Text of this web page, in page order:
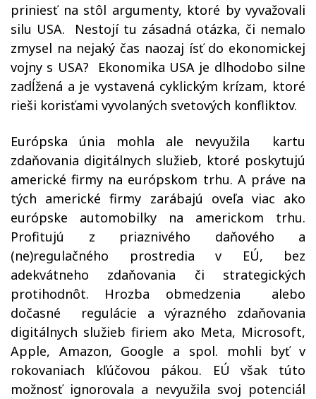
priniesť na stôl argumenty, ktoré by vyvažovali
silu USA.
Nestojí tu zásadná otázka, či nemalo
zmysel na nejaký čas naozaj ísť do ekonomickej
vojny s USA?
Ekonomika USA je dlhodobo silne
zadĺžená a je vystavená cyklickým krízam, ktoré
rieši korisťami vyvolaných svetových konfliktov.
Európska únia mohla ale nevyužila
kartu
zdaňovania digitálnych služieb, ktoré poskytujú
americké firmy na európskom trhu. A práve na
tých americké firmy zarábajú oveľa viac ako
európske automobilky na americkom trhu.
Profitujú z priaznivého daňového a
(ne)regulačného prostredia v EÚ, bez
adekvátneho zdaňovania či strategických
protihodnôt. Hrozba obmedzenia
alebo
dočasné
regulácie a výrazného zdaňovania
digitálnych služieb firiem ako Meta, Microsoft,
Apple, Amazon, Google a spol. mohli byť v
rokovaniach kľúčovou pákou. EÚ však túto
možnosť ignorovala a nevyužila svoj potenciál